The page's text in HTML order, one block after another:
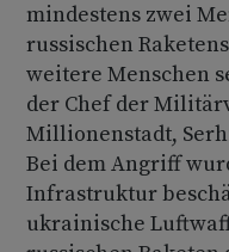
mindestens zwei
russischen
weitere Menschen
der Chef der
Millionenstadt,
Bei dem Angriff
Infrastruktur
ukrainische